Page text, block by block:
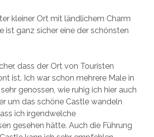
kleiner Ort mit ländlichem Charm
ist ganz sicher eine der schönsten
dass der Ort von Touristen
ist. Ich war schon mehrere Male in
genossen, wie ruhig ich hier auch
um das schöne Castle wandeln
ich irgendwelche
gesehen hätte. Auch die Führung